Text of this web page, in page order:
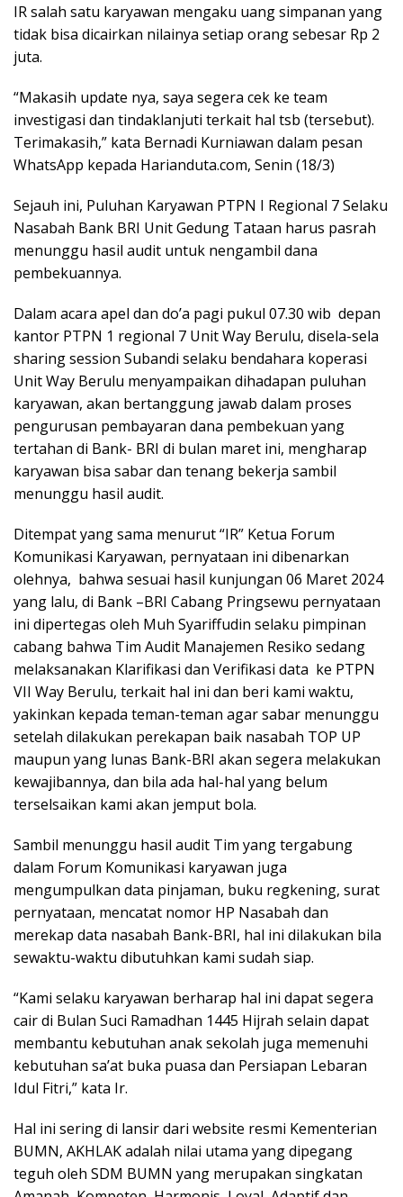
IR salah satu karyawan mengaku uang simpanan yang
tidak bisa dicairkan nilainya setiap orang sebesar Rp 2
juta.
“Makasih update nya, saya segera cek ke team
investigasi dan tindaklanjuti terkait hal tsb (tersebut).
Terimakasih,” kata Bernadi Kurniawan dalam pesan
WhatsApp kepada Harianduta.com, Senin (18/3)
Sejauh ini, Puluhan Karyawan PTPN I Regional 7 Selaku
Nasabah Bank BRI Unit Gedung Tataan harus pasrah
menunggu hasil audit untuk nengambil dana
pembekuannya.
Dalam acara apel dan do’a pagi pukul 07.30 wib depan
kantor PTPN 1 regional 7 Unit Way Berulu, disela-sela
sharing session Subandi selaku bendahara koperasi
Unit Way Berulu menyampaikan dihadapan puluhan
karyawan, akan bertanggung jawab dalam proses
pengurusan pembayaran dana pembekuan yang
tertahan di Bank- BRI di bulan maret ini, mengharap
karyawan bisa sabar dan tenang bekerja sambil
menunggu hasil audit.
Ditempat yang sama menurut “IR” Ketua Forum
Komunikasi Karyawan, pernyataan ini dibenarkan
olehnya, bahwa sesuai hasil kunjungan 06 Maret 2024
yang lalu, di Bank –BRI Cabang Pringsewu pernyataan
ini dipertegas oleh Muh Syariffudin selaku pimpinan
cabang bahwa Tim Audit Manajemen Resiko sedang
melaksanakan Klarifikasi dan Verifikasi data ke PTPN
VII Way Berulu, terkait hal ini dan beri kami waktu,
yakinkan kepada teman-teman agar sabar menunggu
setelah dilakukan perekapan baik nasabah TOP UP
maupun yang lunas Bank-BRI akan segera melakukan
kewajibannya, dan bila ada hal-hal yang belum
terselsaikan kami akan jemput bola.
Sambil menunggu hasil audit Tim yang tergabung
dalam Forum Komunikasi karyawan juga
mengumpulkan data pinjaman, buku regkening, surat
pernyataan, mencatat nomor HP Nasabah dan
merekap data nasabah Bank-BRI, hal ini dilakukan bila
sewaktu-waktu dibutuhkan kami sudah siap.
“Kami selaku karyawan berharap hal ini dapat segera
cair di Bulan Suci Ramadhan 1445 Hijrah selain dapat
membantu kebutuhan anak sekolah juga memenuhi
kebutuhan sa’at buka puasa dan Persiapan Lebaran
Idul Fitri,” kata Ir.
Hal ini sering di lansir dari website resmi Kementerian
BUMN, AKHLAK adalah nilai utama yang dipegang
teguh oleh SDM BUMN yang merupakan singkatan